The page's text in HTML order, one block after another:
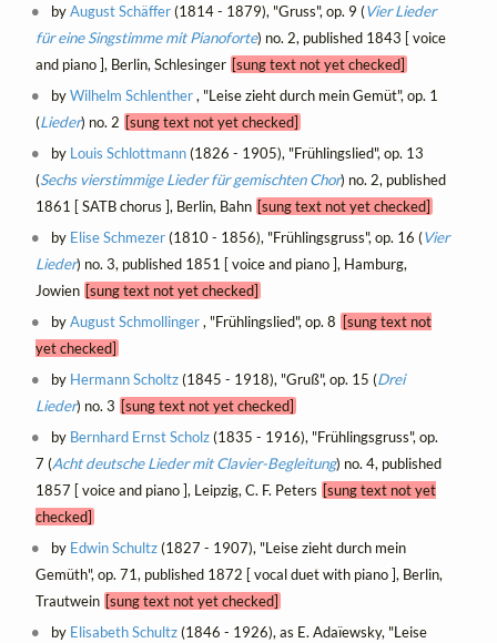
byAugust Schäffer(1814 - 1879), "Gruss", op. 9 (Vier Lieder
für eine Singstimme mit Pianoforte) no. 2, published 1843 [ voice
and piano ], Berlin, Schlesinger [sung text not yet checked]
byWilhelm Schlenther, "Leise zieht durch mein Gemüt", op. 1
(Lieder) no. 2 [sung text not yet checked]
by Louis Schlottmann(1826 - 1905), "Frühlingslied", op. 13
(Sechs vierstimmige Lieder für gemischten Chor) no. 2, published
1861 [ SATB chorus ], Berlin, Bahn [sung text not yet checked]
by Elise Schmezer(1810 - 1856), "Frühlingsgruss", op. 16 (Vier
Lieder) no. 3, published 1851 [ voice and piano ], Hamburg,
Jowien [sung text not yet checked]
byAugust Schmollinger, "Frühlingslied", op. 8 [sung text not
yet checked]
by Hermann Scholtz(1845 - 1918), "Gruß", op. 15 (Drei
Lieder) no. 3 [sung text not yet checked]
by Bernhard Ernst Scholz(1835 - 1916), "Frühlingsgruss", op.
7 (Acht deutsche Lieder mit Clavier-Begleitung) no. 4, published
1857 [ voice and piano ], Leipzig, C. F. Peters [sung text not yet
checked]
by Edwin Schultz(1827 - 1907), "Leise zieht durch mein
Gemüth", op. 71, published 1872 [ vocal duet with piano ], Berlin,
Trautwein [sung text not yet checked]
by Elisabeth Schultz(1846 - 1926), as E. Adaïewsky, "Leise